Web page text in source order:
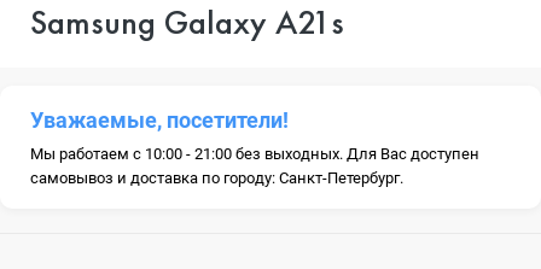
Samsung Galaxy A21s
Уважаемые, посетители!
Мы работаем с 10:00 - 21:00 без выходных. Для Вас доступен
самовывоз и доставка по городу: Санкт-Петербург.